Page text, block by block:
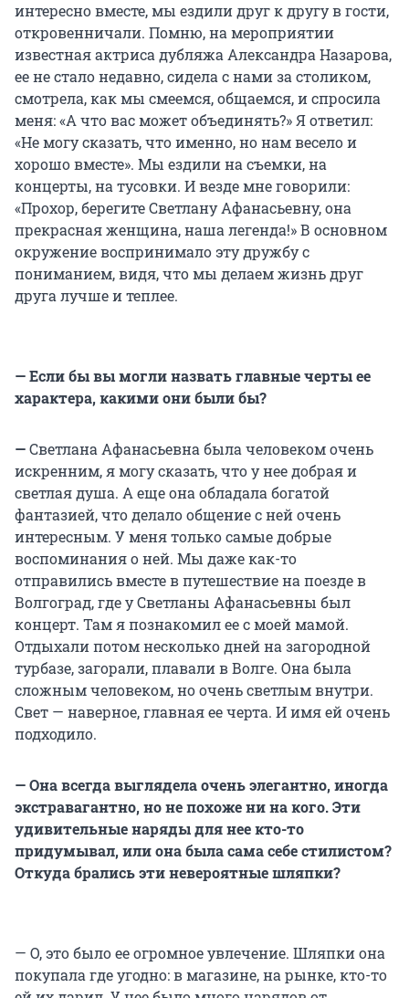
интересно вместе, мы ездили друг к другу в гости,
откровенничали. Помню, на мероприятии
известная актриса дубляжа Александра Назарова,
ее не стало недавно, сидела с нами за столиком,
смотрела, как мы смеемся, общаемся, и спросила
меня: «А что вас может объединять?» Я ответил:
«Не могу сказать, что именно, но нам весело и
хорошо вместе». Мы ездили на съемки, на
концерты, на тусовки. И везде мне говорили:
«Прохор, берегите Светлану Афанасьевну, она
прекрасная женщина, наша легенда!» В основном
окружение воспринимало эту дружбу с
пониманием, видя, что мы делаем жизнь друг
друга лучше и теплее.
— Если бы вы могли назвать главные черты ее
характера, какими они были бы?
—Светлана Афанасьевна была человеком очень
искренним, я могу сказать, что у нее добрая и
светлая душа. А еще она обладала богатой
фантазией, что делало общение с ней очень
интересным. У меня только самые добрые
воспоминания о ней. Мы даже как-то
отправились вместе в путешествие на поезде в
Волгоград, где у Светланы Афанасьевны был
концерт. Там я познакомил ее с моей мамой.
Отдыхали потом несколько дней на загородной
турбазе, загорали, плавали в Волге. Она была
сложным человеком, но очень светлым внутри.
Свет — наверное, главная ее черта. И имя ей очень
подходило.
— Она всегда выглядела очень элегантно, иногда
экстравагантно, но не похоже ни на кого. Эти
удивительные наряды для нее кто-то
придумывал, или она была сама себе стилистом?
Откуда брались эти невероятные шляпки?
— О, это было ее огромное увлечение. Шляпки она
покупала где угодно: в магазине, на рынке, кто-то